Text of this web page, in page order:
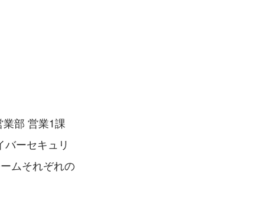
部 営業1課
ーセキュリ
ムそれぞれの